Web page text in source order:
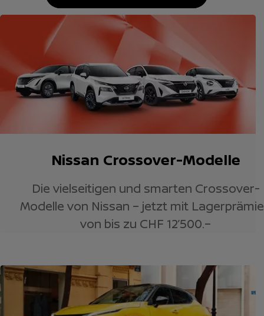
Nissan Crossover-Modelle
Die vielseitigen und smarten Crossover-
Modelle von Nissan – jetzt mit
von bis zu CHF 12’500.–